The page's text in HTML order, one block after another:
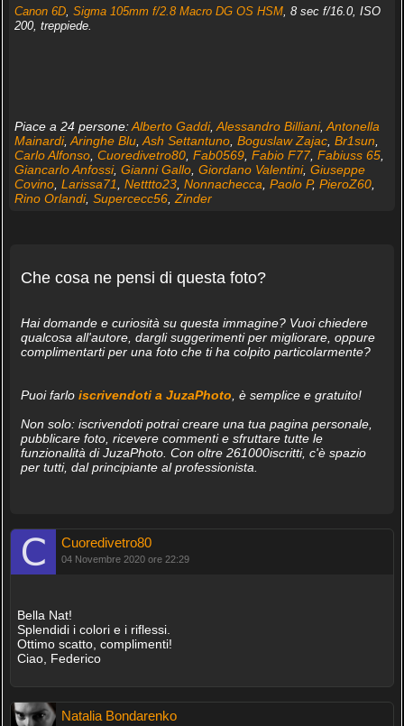
Canon 6D, Sigma 105mm f/2.8 Macro DG OS HSM, 8 sec f/16.0, ISO
200, treppiede.
Piace a 24 persone:Alberto Gaddi, Alessandro Billiani, Antonella
Mainardi, Aringhe Blu, Ash Settantuno, Boguslaw Zajac, Br1sun
Carlo Alfonso, Cuoredivetro80, Fab0569, Fabio F77, Fabiuss 65,
Giancarlo Anfossi, Gianni Gallo, Giordano Valentini, Giuseppe
Covino, Larissa71 Netttto23, Nonnachecca Paolo P, PieroZ60,
Rino Orlandi, Supercecc56, Zinder
Che cosa ne pensi di questa foto?
Hai domande e curiosità su questa immagine? Vuoi chiedere
qualcosa all'autore, dargli suggerimenti per migliorare, oppure
complimentarti per una foto che ti ha colpito particolarmente?
Puoi farlo iscrivendoti a JuzaPhoto , è semplice e gratuito!
Non solo: iscrivendoti potrai creare una tua pagina personale,
pubblicare foto, ricevere commenti e sfruttare tutte le
funzionalità di JuzaPhoto. Con oltre 261000iscritti, c'è spazio
per tutti, dal principiante al professionista.
Cuoredivetro80
04 Novembre 2020 ore 22:29
Bella Nat!
Splendidi i colori e i riflessi.
Ottimo scatto, complimenti!
Ciao, Federico
Natalia Bondarenko